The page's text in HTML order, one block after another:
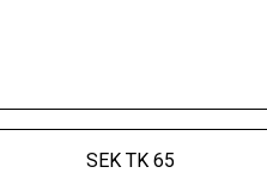
SEK TK 65